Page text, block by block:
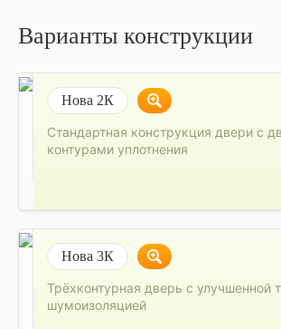
Варианты конструкции
Нова 2К
Стандартная конструкция двери с
контурами уплотнения
Нова 3К
Трёхконтурная дверь с улучшенной
шумоизоляцией